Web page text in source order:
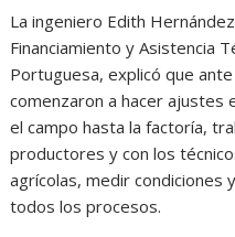
La ingeniero Edith
Financiamiento y Asistencia
Portuguesa, explicó que
comenzaron a hacer ajustes
el campo hasta la factoría,
productores y con los
agrícolas, medir condiciones
todos los procesos.